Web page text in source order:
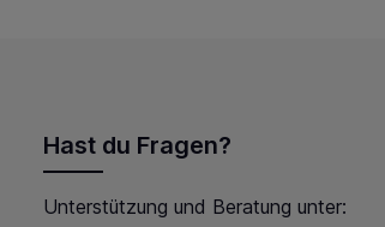
Hast du Fragen?
Unterstützung und Beratung unter: